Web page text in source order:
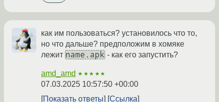
как им пользоваться? установилось что то,
но что дальше? предположим в хомяке
лежит name.apk - как его запустить?
amd_amd ★★★★★
07.03.2025 10:57:50 +00:00
Показать ответы
Ссылка